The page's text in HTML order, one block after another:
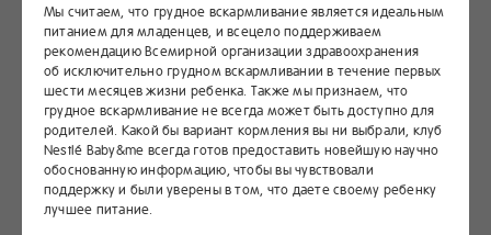
Мы считаем, что грудное вскармливание является идеальным
питанием для младенцев, и всецело поддерживаем
рекомендацию Всемирной организации здравоохранения
об исключительно грудном вскармливании в течение первых
шести месяцев жизни ребенка. Также мы признаем, что
грудное вскармливание не всегда может быть доступно для
родителей. Какой бы вариант кормления вы ни выбрали, клуб
Nestlé Baby&me всегда готов предоставить новейшую научно
обоснованную информацию, чтобы вы чувствовали
поддержку и были уверены в том, что даете своему ребенку
лучшее питание.